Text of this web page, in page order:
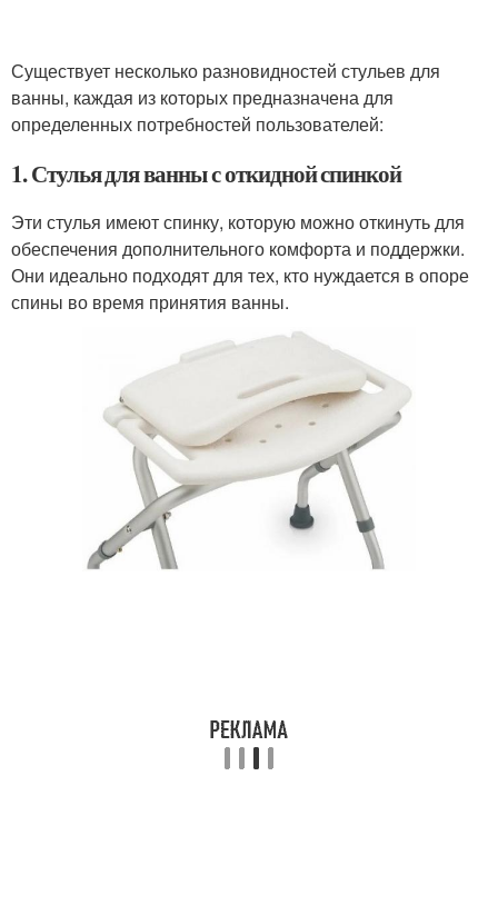
Существует несколько разновидностей стульев для
ванны, каждая из которых предназначена для
определенных потребностей пользователей:
1. Стулья для ванны с откидной спинкой
Эти стулья имеют спинку, которую можно откинуть для
обеспечения дополнительного комфорта и поддержки.
Они идеально подходят для тех, кто нуждается в опоре
спины во время принятия ванны.